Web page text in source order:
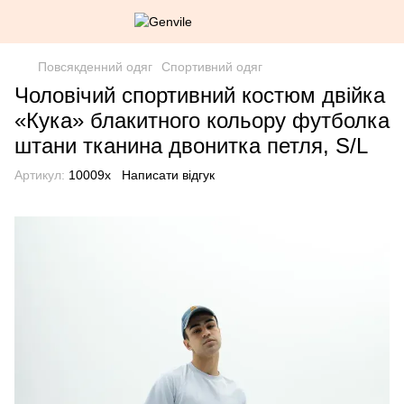
Повсякденний одяг Спортивний одяг
Чоловічий спортивний костюм двійка
«Кука» блакитного кольору футболка
штани тканина двонитка петля, S/L
Артикул: 10009х Написати відгук